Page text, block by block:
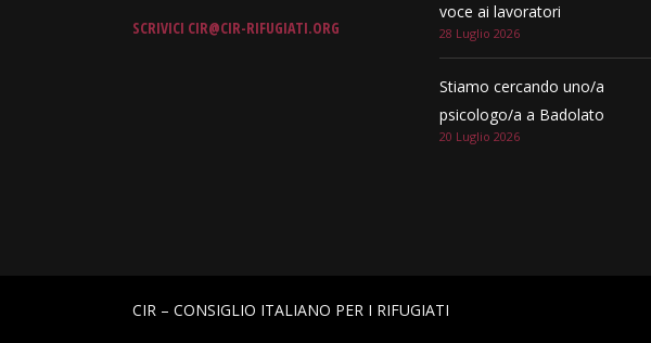
SCRIVICI CIR@CIR-RIFUGIATI.ORG
voce ai lavoratori
28 Luglio 2026
Stiamo cercando uno/a
psicologo/a a Badolato
20 Luglio 2026
CIR – CONSIGLIO ITALIANO PER I RIFUGIATI